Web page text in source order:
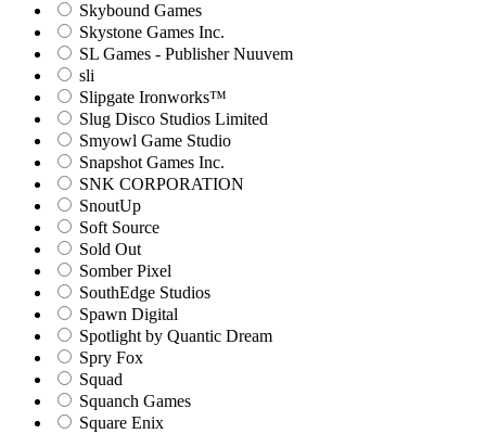
Skybound Games
Skystone Games Inc.
SL Games - Publisher Nuuvem
sli
Slipgate Ironworks™
Slug Disco Studios Limited
Smyowl Game Studio
Snapshot Games Inc.
SNK CORPORATION
SnoutUp
Soft Source
Sold Out
Somber Pixel
SouthEdge Studios
Spawn Digital
Spotlight by Quantic Dream
Spry Fox
Squad
Squanch Games
Square Enix